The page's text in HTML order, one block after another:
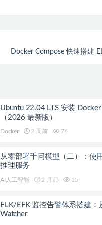
Docker Compose 快速搭建
Ubuntu 22.04 LTS 安装
（2026 最新版）
Docker 2 周前 76
从零部署千问模型（二）：使
推理服务
AI人工智能 2 月前 15
ELK/EFK 监控告警体系搭建：
Watcher